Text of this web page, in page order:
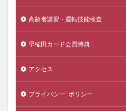
高齢者講習・運転技能検査
早稲田カード会員特典
アクセス
プライバシー･ポリシー